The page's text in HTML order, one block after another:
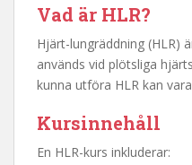
Vad är HLR?
Hjärt-lungräddning (HLR)
används vid plötsliga
kunna utföra HLR kan
Kursinnehåll
En HLR-kurs inkluderar: